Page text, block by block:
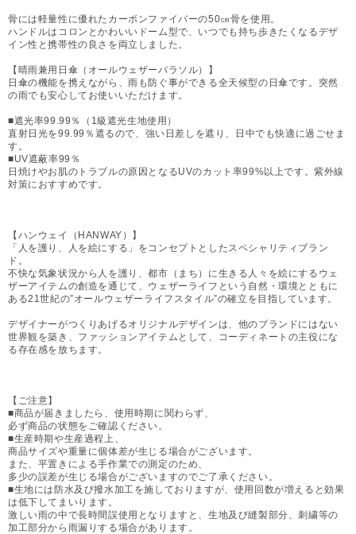
骨には軽量性に優れたカーボンファイバーの50㎝骨を使用。
ハンドルはコロンとかわいいドーム型で、いつでも持ち歩きたくなるデザ
イン性と携帯性の良さを両立しました。
【晴雨兼用日傘（オールウェザーパラソル）】
日傘の機能を携えながら、雨も防ぐ事ができる全天候型の日傘です。突然
の雨でも安心してお使いいただけます。
■遮光率99.99％（1級遮光生地使用）
直射日光を99.99％遮るので、強い日差しを遮り、日中でも快適に過ごせま
す。
■UV遮蔽率99％
日焼けやお肌のトラブルの原因となるUVのカット率99%以上です。紫外線
対策におすすめです。
【ハンウェイ（HANWAY）】
「人を護り、人を絵にする」をコンセプトとしたスペシャリティブラン
ド。
不快な気象状況から人を護り、都市（まち）に生きる人々を絵にするウェ
ザーアイテムの創造を通じて、ウェザーライフという自然・環境とともに
ある21世紀の”オールウェザーライフスタイル”の確立を目指しています。
デザイナーがつくりあげるオリジナルデザインは、他のブランドにはない
世界観を築き、ファッションアイテムとして、コーディネートの主役にな
る存在感を放ちます。
【ご注意】
■商品が届きましたら、使用時期に関わらず、
必ず商品の状態をご確認ください。
■生産時期や生産過程上、
商品サイズや重量に個体差が生じる場合がございます。
また、平置きによる手作業での測定のため、
多少の誤差が生じる場合がございますのでご了承ください。
■生地には防水及び撥水加工を施しておりますが、使用回数が増えると効果
は低下してまいります。
激しい雨の中で長時間誤使用となりますと、生地及び縫製部分、刺繍等の
加工部分から雨漏りする場合があります。